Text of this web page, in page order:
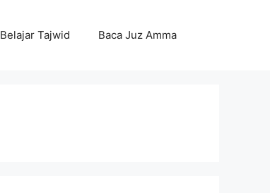
Belajar Tajwid Baca Juz Amma